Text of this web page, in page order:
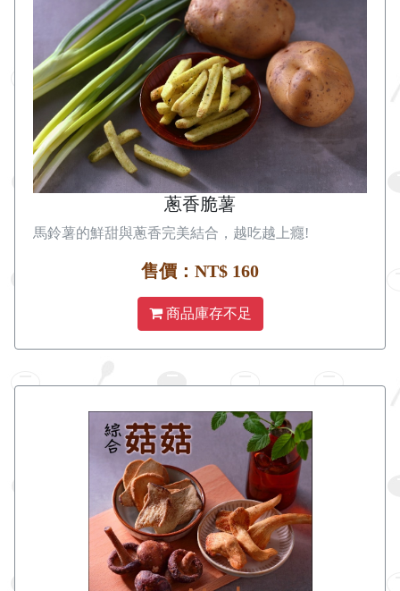
蔥香脆薯
馬鈴薯的鮮甜與蔥香完美結合，越吃越上癮!
售價：NT$ 160
商品庫存不足